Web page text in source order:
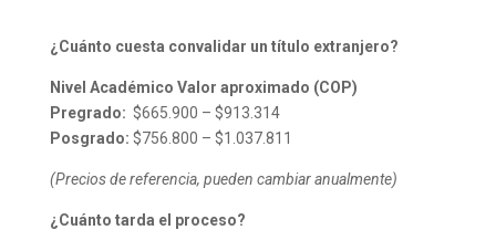
¿Cuánto cuesta convalidar un título extranjero?
Nivel Académico Valor aproximado (COP)
Pregrado: $665.900 – $913.314
Posgrado: $756.800 – $1.037.811
(Precios de referencia, pueden cambiar anualmente)
¿Cuánto tarda el proceso?